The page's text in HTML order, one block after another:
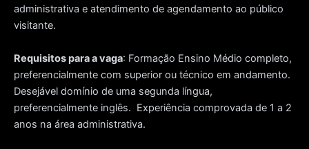
administrativa e atendimento de agendamento ao público
visitante.
Requisitos para a vaga: Formação Ensino Médio completo,
preferencialmente com superior ou técnico em andamento.
Desejável domínio de uma segunda língua,
preferencialmente inglês. Experiência comprovada de 1 a 2
anos na área administrativa.